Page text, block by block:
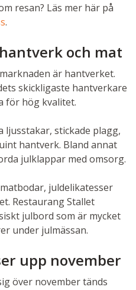
resan? Läs mer här på
.
och mat
är hantverket.
skickligaste hantverkare
för hög kvalitet.
stickade plagg,
hantverk. Bland annat
julklappar med omsorg.
juldelikatesser
Restaurang Stallet
julbord som är mycket
under julmässan.
upp november
över november tänds